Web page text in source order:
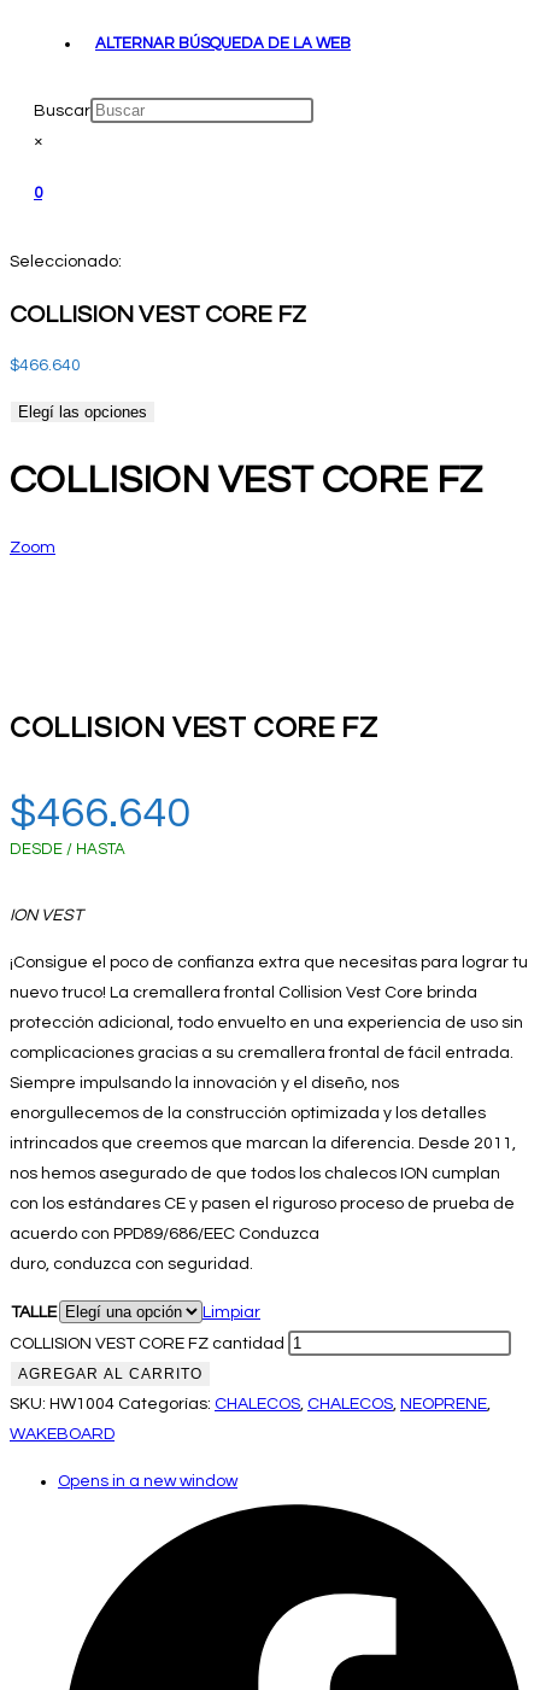
ALTERNAR BÚSQUEDA DE LA WEB
Buscar
×
0
Seleccionado:
COLLISION VEST CORE FZ
$466.640
Elegí las opciones
COLLISION VEST CORE FZ
Zoom
COLLISION VEST CORE FZ
$466.640
DESDE / HASTA
ION VEST
¡Consigue el poco de confianza extra que necesitas para lograr tu
nuevo truco! La cremallera frontal Collision Vest Core brinda
protección adicional, todo envuelto en una experiencia de uso sin
complicaciones gracias a su cremallera frontal de fácil entrada.
Siempre impulsando la innovación y el diseño, nos
enorgullecemos de la construcción optimizada y los detalles
intrincados que creemos que marcan la diferencia. Desde 2011,
nos hemos asegurado de que todos los chalecos ION cumplan
con los estándares CE y pasen el riguroso proceso de prueba de
acuerdo con PPD89/686/EEC Conduzca
duro, conduzca con seguridad.
TALLE
Limpiar
COLLISION VEST CORE FZ cantidad
AGREGAR AL CARRITO
SKU: HW1004 Categorías: CHALECOS, CHALECOS, NEOPRENE,
WAKEBOARD
Opens in a new window